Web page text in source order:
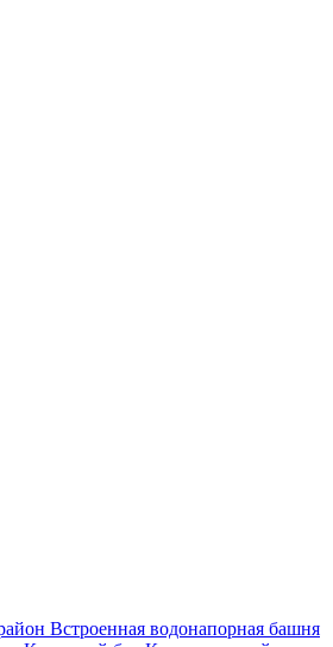
Встроенная водонапорная башня